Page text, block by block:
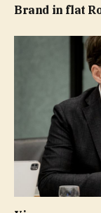
Brand in flat